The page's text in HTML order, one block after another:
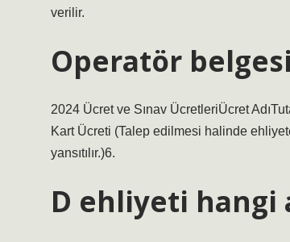
verilir.
Operatör
2024 Ücret ve Sınav ÜcretleriÜcret
Kart Ücreti (Talep edilmesi halinde
yansıtılır.)6.
D ehliyeti hangi